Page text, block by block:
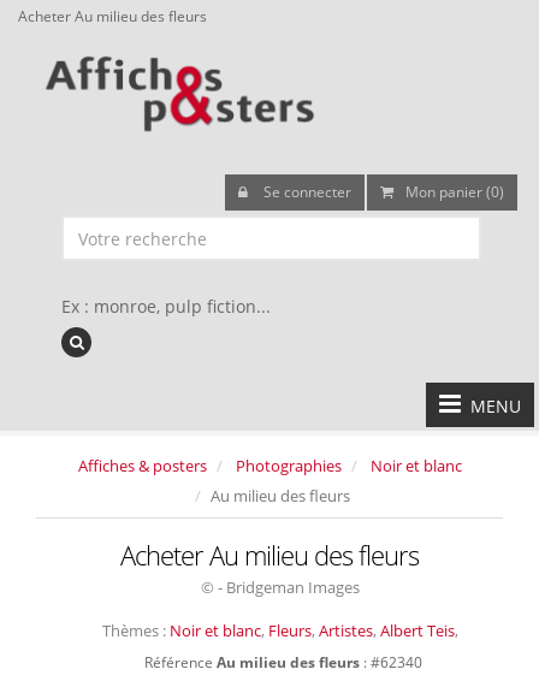
Acheter Au milieu des fleurs
Se connecter Mon panier (0)
Ex : monroe, pulp fiction...
MENU
Affiches & posters Photographies
Noir et blanc
Au milieu des fleurs
Acheter Au milieu des fleurs
© - Bridgeman Images
Thèmes : Noir et blanc, Fleurs, Artistes, Albert Teis,
Référence Au milieu des fleurs : #62340